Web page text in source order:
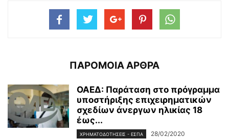
ΠΑΡΟΜΟΙΑ ΑΡΘΡΑ
ΟΑΕΔ: Παράταση στο πρόγραμμα
υποστήριξης επιχειρηματικών
σχεδίων άνεργων ηλικίας 18
έως...
ΧΡΗΜΑΤΟΔΟΤΉΣΕΙΣ - ΕΣΠΑ 28/02/2020